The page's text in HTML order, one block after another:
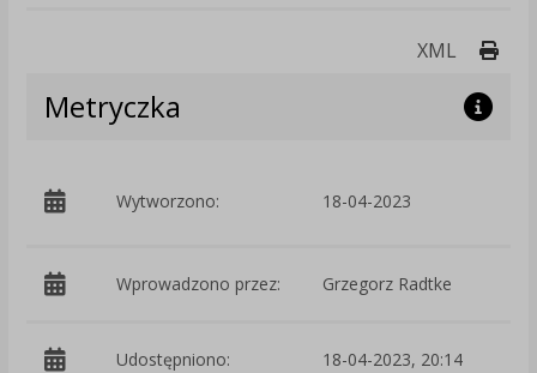
XML
Metryczka
Wytworzono: 18-04-2023
Wprowadzono przez: Grzegorz Radtke
Udostępniono: 18-04-2023, 20:14